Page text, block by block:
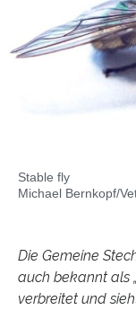
Stable fly
Michael Bernkopf/
Die Gemeine
auch bekannt als
verbreitet und